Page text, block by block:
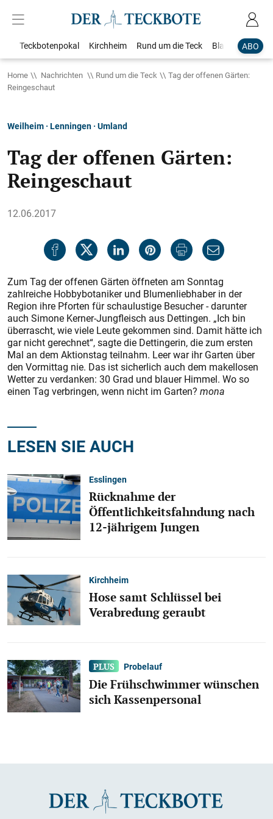
ABO
Teckbotenpokal Kirchheim Rund um die Teck Blaulicht
Home Nachrichten Rund um die Teck
Tag der offenen Gärten:
Reingeschaut
Weilheim · Lenningen · Umland
Tag der offenen Gärten:
Reingeschaut
12.06.2017
Zum Tag der offenen Gärten öffneten am Sonntag
zahlreiche Hobbybotaniker und Blumenliebhaber in der
Region ihre Pforten für schaulustige Besucher - darunter
auch Simone Kerner-Jungfleisch aus Dettingen. „Ich bin
überrascht, wie viele Leute gekommen sind. Damit hätte ich
gar nicht gerechnet“, sagte die Dettingerin, die zum ersten
Mal an dem Aktionstag teilnahm. Leer war ihr Garten über
den Vormittag nie. Das ist sicherlich auch dem makellosen
Wetter zu verdanken: 30 Grad und blauer Himmel. Wo so
einen Tag verbringen, wenn nicht im Garten? mona
LESEN SIE AUCH
Esslingen
Rücknahme der
Öffentlichkeitsfahndung nach
12-jährigem Jungen
Kirchheim
Hose samt Schlüssel bei
Verabredung geraubt
Probelauf
Die Frühschwimmer wünschen
sich Kassenpersonal